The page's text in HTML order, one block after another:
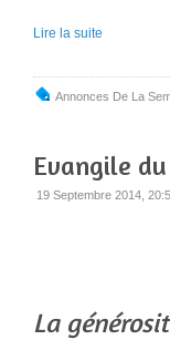
Lire la suite
Annonces De La
Evangile
19 Septembre 2014,
La